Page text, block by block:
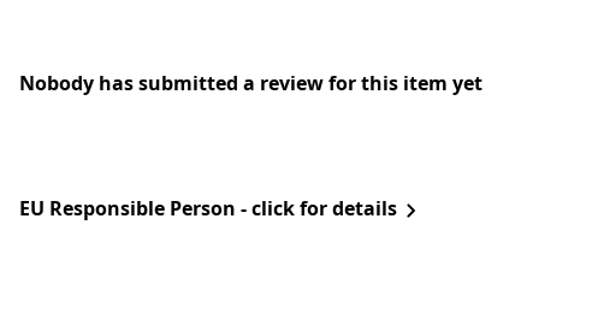
Nobody has submitted a review for this item yet
EU Responsible Person - click for details